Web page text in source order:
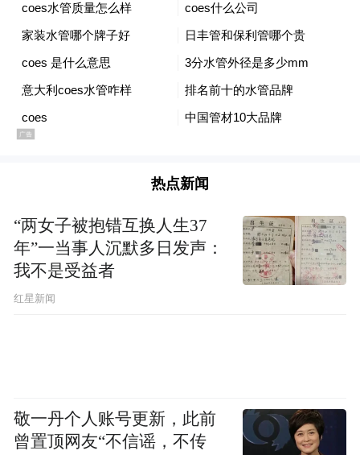
热点新闻
“两女子被抱错互换人生37
年”一当事人沉默多日发声：
我不是受益者
红星新闻
敬一丹个人账号更新，此前
曾置顶网友“不信谣，不传